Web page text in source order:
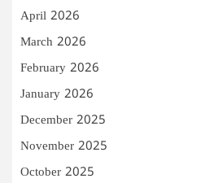
April 2026
March 2026
February 2026
January 2026
December 2025
November 2025
October 2025